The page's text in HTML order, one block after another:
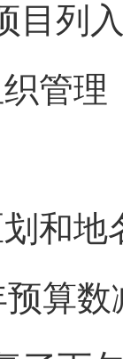
目列
理（
地
算